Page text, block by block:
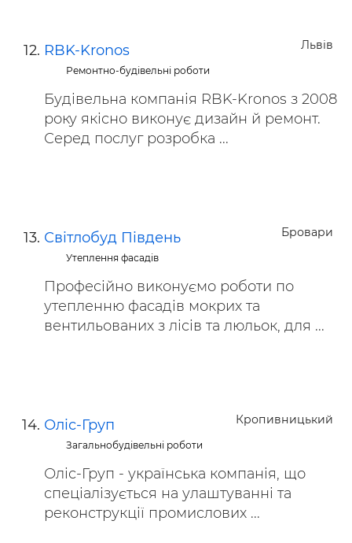
Львів
RBK-Kronos
Ремонтно-будівельні роботи
Будівельна компанія RBK-Kronos з 2008
року якісно виконує дизайн й ремонт.
Серед послуг розробка ...
Бровари
Світлобуд Південь
Утеплення фасадів
Професійно виконуємо роботи по
утепленню фасадів мокрих та
вентильованих з лісів та люльок, для ...
Кропивницький
Оліс-Груп
Загальнобудівельні роботи
Оліс-Груп - українська компанія, що
спеціалізується на улаштуванні та
реконструкції промислових ...